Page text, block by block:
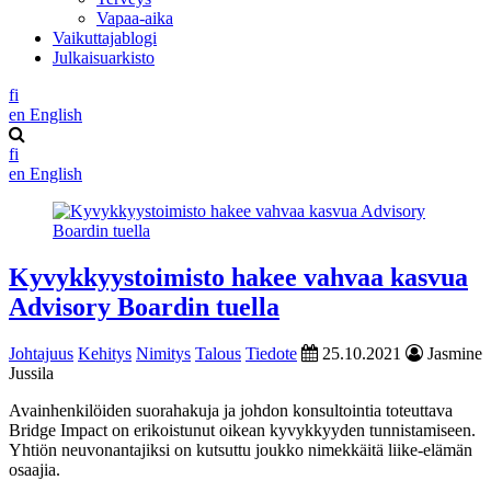
Vapaa-aika
Vaikuttajablogi
Julkaisuarkisto
fi
en English
fi
en English
Kyvykkyystoimisto hakee vahvaa kasvua
Advisory Boardin tuella
Johtajuus Kehitys Nimitys Talous Tiedote 25.10.2021
Jasmine
Jussila
Avainhenkilöiden suorahakuja ja johdon konsultointia toteuttava
Bridge Impact on erikoistunut oikean kyvykkyyden tunnistamiseen.
Yhtiön neuvonantajiksi on kutsuttu joukko nimekkäitä liike-elämän
osaajia.